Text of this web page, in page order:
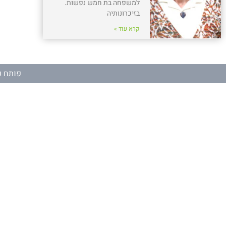
למשפחה בת חמש נפשות.
בזיכרונותיה
קרא עוד »
פותח